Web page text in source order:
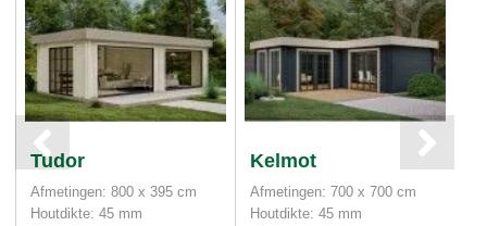
Tudor
Afmetingen: 800 x 395 cm
Houtdikte: 45 mm
Kelmot
Afmetingen: 700 x 700 cm
Houtdikte: 45 mm